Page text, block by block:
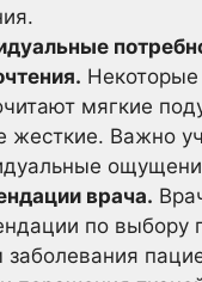
мягкие
жесткие. Важно
врача.
по выбору
заболевания